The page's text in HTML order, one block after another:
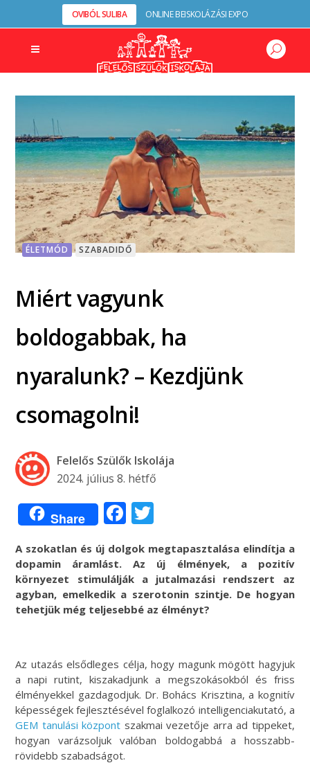
OVIBÓL SULIBA ONLINE BEISKOLÁZÁSI EXPO
ÉLETMÓD SZABADIDŐ
Miért vagyunk
boldogabbak, ha
nyaralunk? – Kezdjünk
csomagolni!
Felelős Szülők Iskolája
2024. július 8. hétfő
Share Facebook
A szokatlan és új dolgok megtapasztalása elindítja a
dopamin áramlást. Az új élmények, a pozitív
környezet stimulálják a jutalmazási rendszert az
agyban, emelkedik a szerotonin szintje. De hogyan
tehetjük még teljesebbé az élményt?
Az utazás elsődleges célja, hogy magunk mögött hagyjuk
a napi rutint, kiszakadjunk a megszokásokból és friss
élményekkel gazdagodjuk. Dr. Bohács Krisztina, a kognitív
képességek fejlesztésével foglalkozó intelligenciakutató, a
GEM tanulási központ szakmai vezetője arra ad tippeket,
hogyan varázsoljuk valóban boldogabbá a hosszabb-
rövidebb szabadságot.